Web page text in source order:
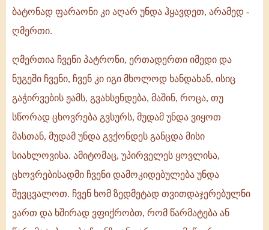
ბატონად ფარაონი კი აღარ უნდა ჰყავდეთ, არამედ -
ღმერთი.
ღმერთია ჩვენი პატრონი, ერთადერთი იმედი და
ნუგეში ჩვენი, ჩვენ კი იგი მხოლოდ ხანდახან, ისიც
გაჭირვების ჟამს, გვახსენდება, მაშინ, როცა, თუ
სწორად ცხოვრება გვსურს, მუდამ უნდა ვიყოთ
მასთან, მუდამ უნდა გვქონდეს განცდა მისი
სიახლოვისა. ამიტომაც, უპირველეს ყოვლისა,
ცხოვრებისადმი ჩვენი დამოკიდებულება უნდა
შევცვალოთ. ჩვენ ხომ ზედმეტად თვითდაჯერებულნი
ვართ და ხშირად ვფიქრობთ, რომ წარმატება ან